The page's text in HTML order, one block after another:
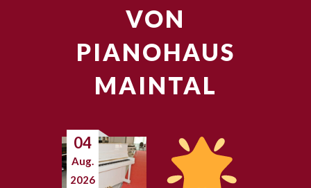
VON
PIANOHAUS
MAINTAL
04
Aug.
2026